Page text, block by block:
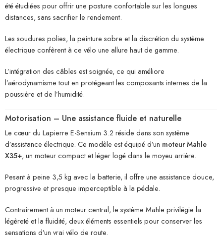
été étudiées pour offrir une posture confortable sur les longues
distances, sans sacrifier le rendement.
Les soudures polies, la peinture sobre et la discrétion du système
électrique confèrent à ce vélo une allure haut de gamme.
L’intégration des câbles est soignée, ce qui améliore
l’aérodynamisme tout en protégeant les composants internes de la
poussière et de l’humidité.
Motorisation – Une assistance fluide et naturelle
Le cœur du Lapierre E-Sensium 3.2 réside dans son système
d’assistance électrique. Ce modèle est équipé d’un moteur Mahle
X35+, un moteur compact et léger logé dans le moyeu arrière.
Pesant à peine 3,5 kg avec la batterie, il offre une assistance douce,
progressive et presque imperceptible à la pédale.
Contrairement à un moteur central, le système Mahle privilégie la
légèreté et la fluidité, deux éléments essentiels pour conserver les
sensations d’un vrai vélo de route.